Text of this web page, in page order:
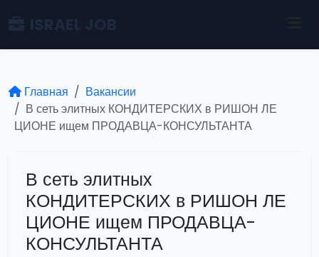
Главная
Вакансии
В сеть элитных КОНДИТЕРСКИХ в РИШОН ЛЕ
ЦИОНЕ ищем ПРОДАВЦА-КОНСУЛЬТАНТА
В сеть элитных
КОНДИТЕРСКИХ в РИШОН ЛЕ
ЦИОНЕ ищем ПРОДАВЦА-
КОНСУЛЬТАНТА